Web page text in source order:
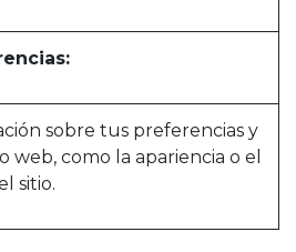
sobre tus preferencias y
web, como la apariencia o el
sitio.